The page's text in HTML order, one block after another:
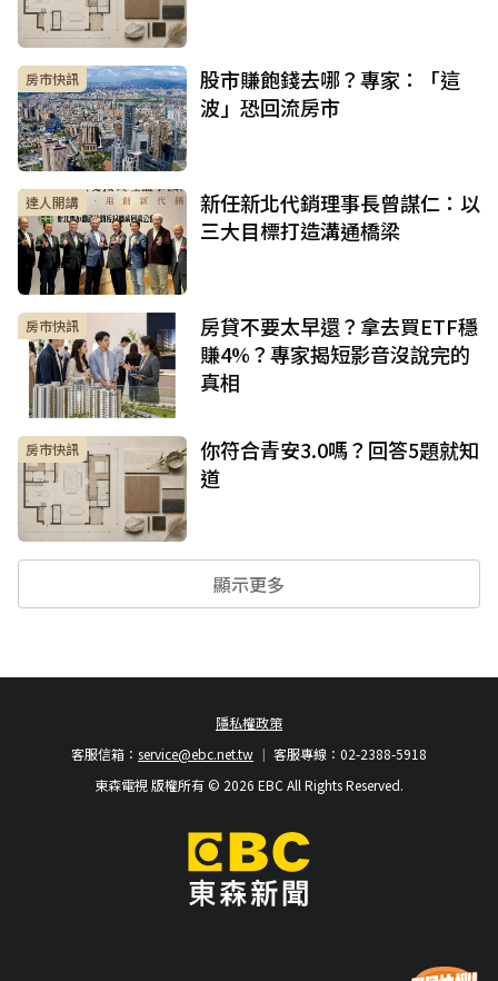
房市快訊
股市賺飽錢去哪？專家：「這
波」恐回流房市
達人開講
新任新北代銷理事長曾謀仁：以
三大目標打造溝通橋梁
房市快訊
房貸不要太早還？拿去買ETF穩
賺4%？專家揭短影音沒說完的
真相
房市快訊
你符合青安3.0嗎？回答5題就知
道
顯示更多
隱私權政策
客服專線：02-2388-5918
客服信箱： service@ebc.net.tw
東森電視 版權所有 © 2026 EBC All Rights Reserved.